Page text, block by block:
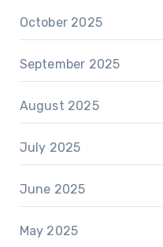
October 2025
September 2025
August 2025
July 2025
June 2025
May 2025